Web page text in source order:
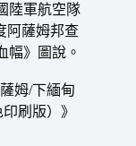
陸軍航空隊
阿薩姆邦查
幅》圖說。
姆/下緬甸
刷版）》